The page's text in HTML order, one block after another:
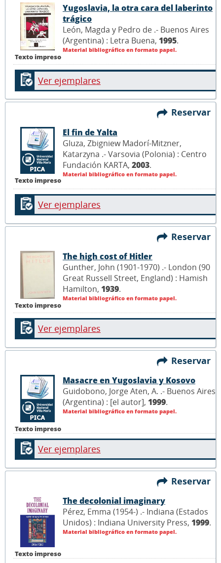
Texto impreso
Yugoslavia, la otra cara del laberinto
trágico
León, Magda y Pedro de .- Buenos Aires
(Argentina) : Letra Buena, 1995.
Material bibliográfico en formato papel.
Ver ejemplares
Reservar
Texto impreso
El fin de Yalta
Gluza, Zbigniew Madorí-Mitzner,
Katarzyna .- Varsovia (Polonia) : Centro
Fundación KARTA, 2003.
Material bibliográfico en formato papel.
Ver ejemplares
Reservar
Texto impreso
The high cost of Hitler
Gunther, John (1901-1970) .- London (90
Great Russell Street, England) : Hamish
Hamilton, 1939.
Material bibliográfico en formato papel.
Ver ejemplares
Reservar
Texto impreso
Masacre en Yugoslavia y Kosovo
Guidobono, Jorge Aten, A. .- Buenos Aires
(Argentina) : [el autor], 1999.
Material bibliográfico en formato papel.
Ver ejemplares
Reservar
Texto impreso
The decolonial imaginary
Pérez, Emma (1954-) .- Indiana (Estados
Unidos) : Indiana University Press, 1999.
Material bibliográfico en formato papel.